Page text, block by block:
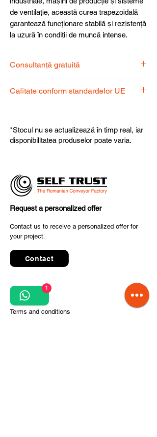
de ventilație, această curea trapezoidală
garantează funcționare stabilă și rezistență
la uzură în condiții de muncă intense.
Consultanță gratuită
dispoziție pentru a alege produsul
Calitate conform standardelor UE
fiabilitate și performanță superioară.
*Stocul nu se actualizează în timp real, iar
disponibilitatea produselor poate varia.
Request a personalized offer
Contact us to receive a personalized offer for
your project.
Contact
Quick Links
Terms and conditions
1